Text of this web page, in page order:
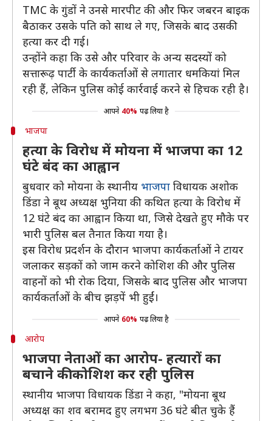
TMC के गुंडों ने उनसे मारपीट की और फिर जबरन बाइक
बैठाकर उसके पति को साथ ले गए, जिसके बाद उसकी
हत्या कर दी गई।
उन्होंने कहा कि उसे और परिवार के अन्य सदस्यों को
सत्तारूढ़ पार्टी के कार्यकर्ताओं से लगातार धमकियां मिल
रही हैं, लेकिन पुलिस कोई कार्रवाई करने से हिचक रही है।
आपने 40% पढ़ लिया है
भाजपा
हत्या के विरोध में मोयना में भाजपा का 12
घंटे बंद का आह्वान
बुधवार को मोयना के स्थानीय भाजपा विधायक अशोक
डिंडा ने बूथ अध्यक्ष भुनिया की कथित हत्या के विरोध में
12 घंटे बंद का आह्वान किया था, जिसे देखते हुए मौके पर
भारी पुलिस बल तैनात किया गया है।
इस विरोध प्रदर्शन के दौरान भाजपा कार्यकर्ताओं ने टायर
जलाकर सड़कों को जाम करने कोशिश की और पुलिस
वाहनों को भी रोक दिया, जिसके बाद पुलिस और भाजपा
कार्यकर्ताओं के बीच झड़पें भी हुईं।
आपने 60% पढ़ लिया है
आरोप
भाजपा नेताओं का आरोप- हत्यारों का
बचाने की कोशिश कर रही पुलिस
स्थानीय भाजपा विधायक डिंडा ने कहा, "मोयना बूथ
अध्यक्ष का शव बरामद हुए लगभग 36 घंटे बीत चुके हैं